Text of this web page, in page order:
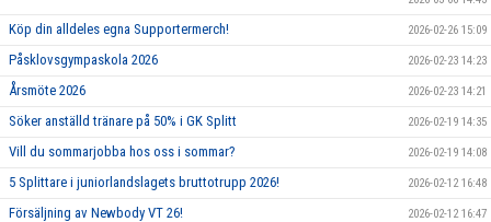
Köp din alldeles egna Supportermerch! 2026-02-26 15:09
Påsklovsgympaskola 2026 2026-02-23 14:23
Årsmöte 2026 2026-02-23 14:21
Söker anställd tränare på 50% i GK Splitt 2026-02-19 14:35
Vill du sommarjobba hos oss i sommar? 2026-02-19 14:08
5 Splittare i juniorlandslagets bruttotrupp 2026! 2026-02-12 16:48
Försäljning av Newbody VT 26! 2026-02-12 16:47